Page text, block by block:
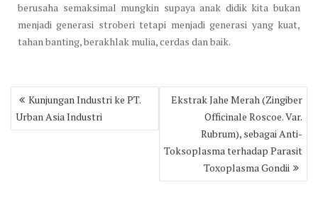
berusaha semaksimal mungkin supaya anak didik kita bukan
menjadi generasi stroberi tetapi menjadi generasi yang kuat,
tahan banting, berakhlak mulia, cerdas dan baik.
Post
navigation
Kunjungan Industri ke PT.
Urban Asia Industri
Ekstrak Jahe Merah (Zingiber
Officinale Roscoe. Var.
Rubrum), sebagai Anti-
Toksoplasma terhadap Parasit
Toxoplasma Gondii